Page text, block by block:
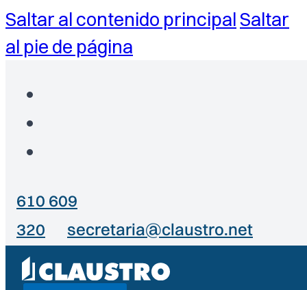
Saltar al contenido principalSaltar
al pie de página
610 609
320
secretaria@claustro.net